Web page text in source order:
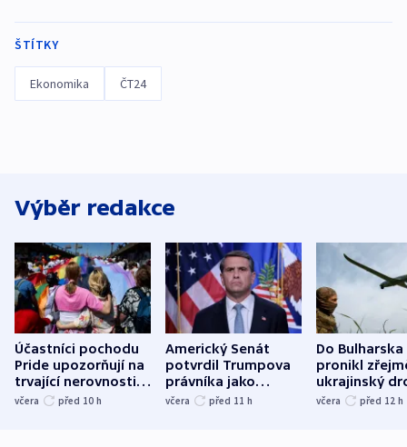
ŠTÍTKY
Ekonomika ČT24
Výběr redakce
Účastníci pochodu
Pride upozorňují na
trvající nerovnosti i
společenskou
včera před 10 h
Americký Senát
potvrdil Trumpova
právníka jako
ministra
včera před 11 h
Do Bulharska
pronikl
ukrajinský
explodoval
včera před 12 h